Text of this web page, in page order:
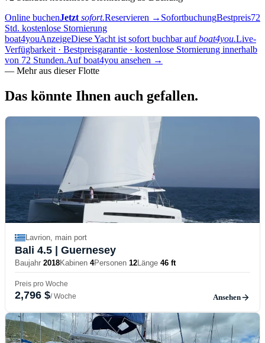
Online buchenJetzt sofort.Reservieren → SofortbuchungBestpreis72
Std. kostenlose Stornierung
boat4youAnzeigeDiese Yacht ist sofort buchbar auf boat4you.Live-
Verfügbarkeit · Bestpreisgarantie · kostenlose Stornierung innerhalb
von 72 Stunden.Auf boat4you ansehen →
— Mehr aus dieser Flotte
Das könnte Ihnen auch gefallen.
Lavrion, main port
Bali 4.5 | Guernesey
Baujahr 2018Kabinen 4Personen 12Länge 46 ft
Preis pro Woche
2,796 $/ Woche Ansehen